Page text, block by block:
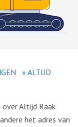
» ALTIJD
Altijd Raak
het adres van